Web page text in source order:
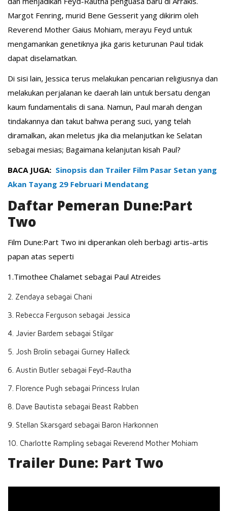
Margot Fenring, murid Bene Gesserit yang dikirim oleh
Reverend Mother Gaius Mohiam, merayu Feyd untuk
mengamankan genetiknya jika garis keturunan Paul tidak
dapat diselamatkan.
Di sisi lain, Jessica terus melakukan pencarian religiusnya dan
melakukan perjalanan ke daerah lain untuk bersatu dengan
kaum fundamentalis di sana. Namun, Paul marah dengan
tindakannya dan takut bahwa perang suci, yang telah
diramalkan, akan meletus jika dia melanjutkan ke Selatan
sebagai mesias; Bagaimana kelanjutan kisah Paul?
BACA JUGA: Sinopsis dan Trailer Film Pasar Setan yang
Akan Tayang 29 Februari Mendatang
Daftar Pemeran Dune:Part
Two
Film Dune:Part Two ini diperankan oleh berbagi artis-artis
papan atas seperti
1.Timothee Chalamet sebagai Paul Atreides
2. Zendaya sebagai Chani
3. Rebecca Ferguson sebagai Jessica
4. Javier Bardem sebagai Stilgar
5. Josh Brolin sebagai Gurney Halleck
6. Austin Butler sebagai Feyd-Rautha
7. Florence Pugh sebagai Princess Irulan
8. Dave Bautista sebagai Beast Rabben
9. Stellan Skarsgard sebagai Baron Harkonnen
10. Charlotte Rampling sebagai Reverend Mother Mohiam
Trailer Dune: Part Two